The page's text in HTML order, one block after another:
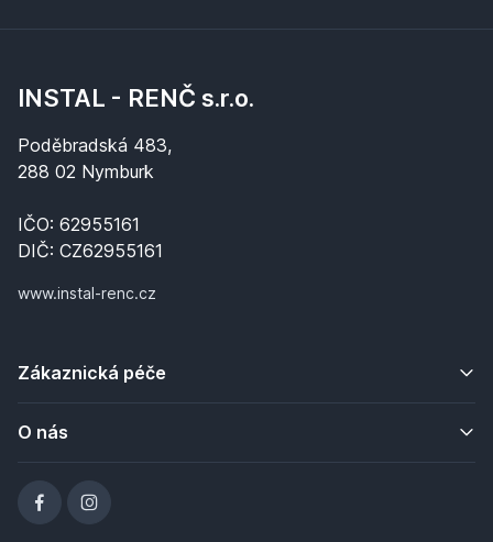
INSTAL - RENČ s.r.o.
Poděbradská 483,
288 02 Nymburk
IČO: 62955161
DIČ: CZ62955161
www.instal-renc.cz
Zákaznická péče
O nás